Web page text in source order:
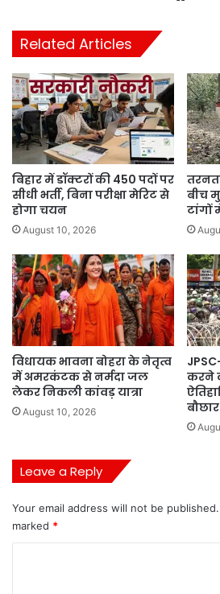
Related Articles
बिहार में डॉक्टरों की 450 पदों पर
सीधी भर्ती, बिना परीक्षा मेरिट से
होगा चयन
August 10, 2026
बीच
टांगों
विधायक भावना बोहरा के नेतृत्व
में अमरकंटक से नर्मदा जल
लेकर निकली कांवड़ यात्रा
August 10, 2026
करने
Leave a Reply
Your email address will not be published.
marked *